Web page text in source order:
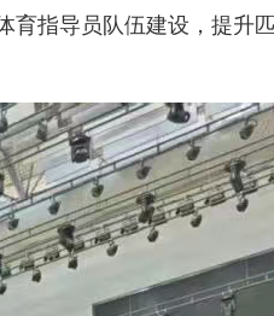
育指导员队伍建设，提升